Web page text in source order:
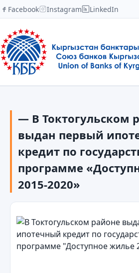
Facebook Instagram LinkedIn
Новости
Академия
Члены и партнеры
Сотрудничество
Контакты
— В Токтогульском
выдан первый
кредит по
программе
2015-2020»